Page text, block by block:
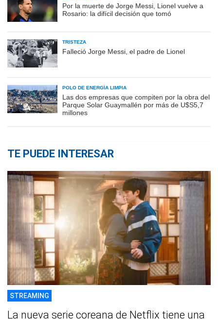
Por la muerte de Jorge Messi, Lionel vuelve a
Rosario: la difícil decisión que tomó
TRISTEZA
Falleció Jorge Messi, el padre de Lionel
POLO DE ENERGÍA LIMPIA
Las dos empresas que compiten por la obra del
Parque Solar Guaymallén por más de U$S5,7
millones
TE PUEDE INTERESAR
STREAMING
La nueva serie coreana de Netflix tiene una